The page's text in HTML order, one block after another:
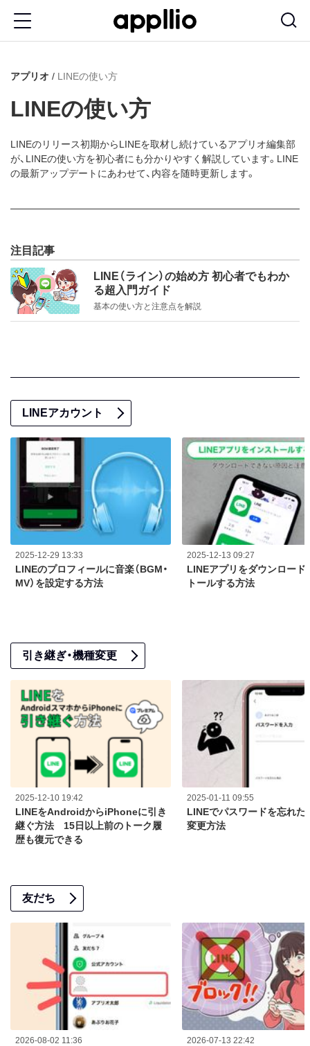
ツ
移
アプリオ LINEの使い方
LINEの使い方
LINEのリリース初期からLINEを取材し続けているアプリオ編集部
が、LINEの使い方を初心者にも分かりやすく解説しています。LINE
の最新アップデートにあわせて、内容を随時更新します。
注目記事
LINE（ライン）の始め方 初心者でもわか
る超入門ガイド
基本の使い方と注意点を解説
LINEアカウント
2025-12-29 13:33
LINEのプロフィールに音楽（BGM・
MV）を設定する方法
2025-12-13 09:27
LINEアプリをダウンロード
トールする方法
引き継ぎ・機種変更
2025-12-10 19:42
LINEをAndroidからiPhoneに引き
継ぐ方法 15日以上前のトーク履
歴も復元できる
2025-01-11 09:55
LINEでパスワードを忘れた
変更方法
友だち
2026-08-02 11:36 2026-07-13 22:42